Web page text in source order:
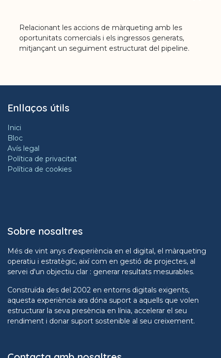
Relacionant les accions de màrqueting amb les
oportunitats comercials i els ingressos generats,
mitjançant un seguiment estructurat del pipeline.
Enllaços útils
Inici
Bloc
Avís legal
Política de privacitat
Política de cookies
Sobre nosaltres
Més de vint anys d'experiència en el digital, el màrqueting
operatiu i estratègic, així com en gestió de projectes, al
servei d'un objectiu clar : generar resultats mesurables.
Construïda des del 2002 en entorns digitals exigents,
aquesta experiència ara dóna suport a aquells que volen
estructurar la seva presència en línia, accelerar el seu
rendiment i donar suport sostenible al seu creixement.